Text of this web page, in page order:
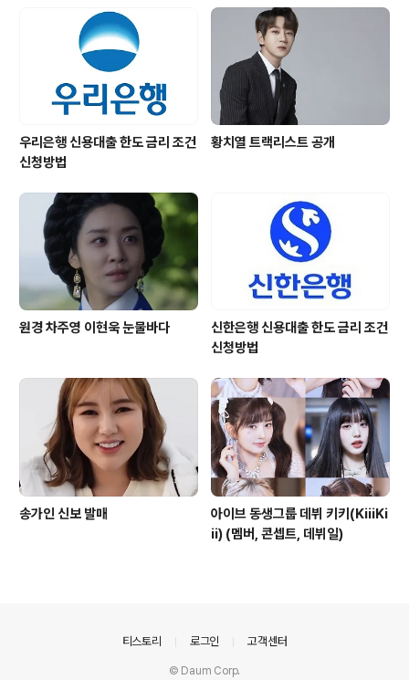
우리은행 신용대출 한도 금리 조건
신청방법
황치열 트랙리스트 공개
원경 차주영 이현욱 눈물바다
신한은행 신용대출 한도 금리 조건
신청방법
송가인 신보 발매
아이브 동생그룹 데뷔 키키(KiiiKi
ii) (멤버, 콘셉트, 데뷔일)
티스토리 로그인 고객센터
© Daum Corp.